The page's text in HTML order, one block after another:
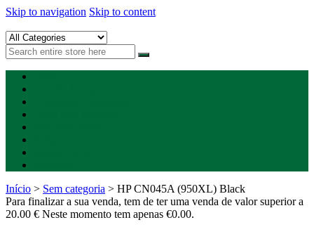
Skip to navigation Skip to content
Happygreen – Tinteiros Vazios
Tinteiros vazios Happygreen
Início > Sem categoria > HP CN045A (950XL) Black
Para finalizar a sua venda, tem de ter uma venda de valor superior a
20.00 € Neste momento tem apenas €0.00.